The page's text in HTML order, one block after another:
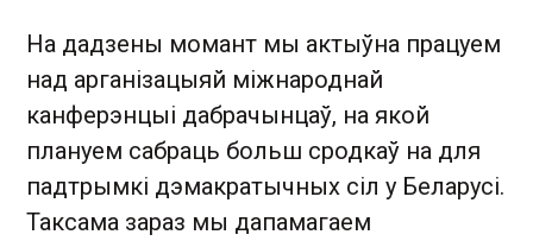
На дадзены момант мы актыўна працуем
над арганізацыяй міжнароднай
канферэнцыі дабрачынцаў, на якой
плануем сабраць больш сродкаў на для
падтрымкі дэмакратычных сіл у Беларусі.
Таксама зараз мы дапамагаем